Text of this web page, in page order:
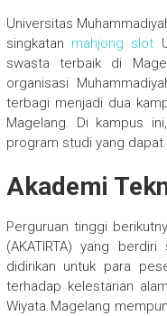
Universitas
singkatan mahjong slot
swasta terbaik di
organisasi
terbagi menjadi dua
Magelang. Di kampus
program studi yang dapat
Akademi
Perguruan tinggi
(AKATIRTA) yang
didirikan untuk para
terhadap kelestarian
Wiyata Magelang